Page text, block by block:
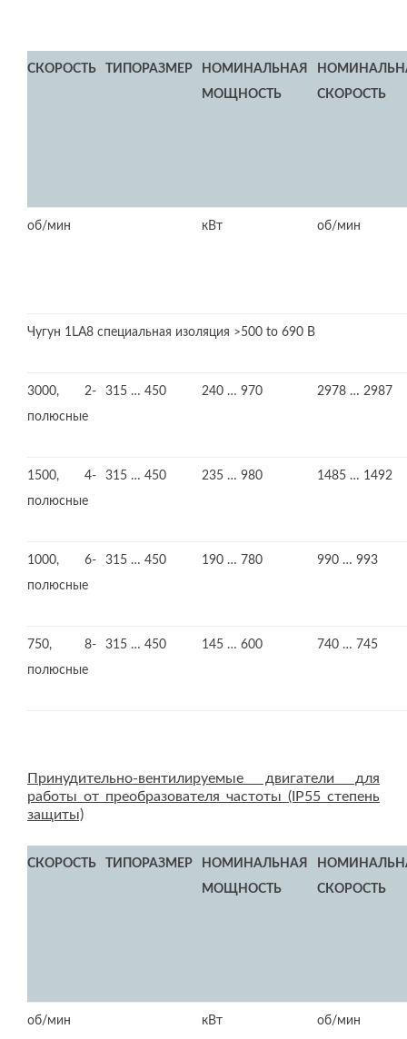
СКОРОСТЬ ТИПОРАЗМЕР
НОМИНАЛЬНАЯ
МОЩНОСТЬ
СКОРОСТЬ
об/мин кВт об/мин
Чугун 1LA8 специальная изоляция >500 to 690 В
3000, 2-
полюсные
315 … 450 240 … 970 2978 … 2987
1500, 4-
полюсные
315 … 450 235 … 980 1485 … 1492
1000, 6-
полюсные
315 … 450 190 … 780 990 … 993
750, 8-
полюсные
315 … 450 145 … 600 740 … 745
Принудительно-вентилируемые двигатели для
работы от преобразователя частоты (IP55 степень
защиты)
СКОРОСТЬ ТИПОРАЗМЕР
НОМИНАЛЬНАЯ
МОЩНОСТЬ
СКОРОСТЬ
об/мин кВт об/мин